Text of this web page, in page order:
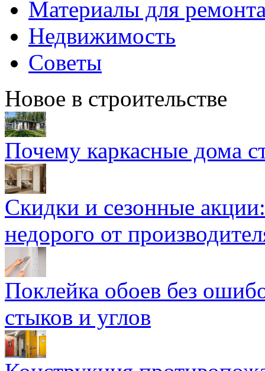
Материалы для
Недвижимость
Советы
Новое в строительстве
Почему каркасные дома
Скидки и сезонные
недорого от
Поклейка обоев без
стыков и углов